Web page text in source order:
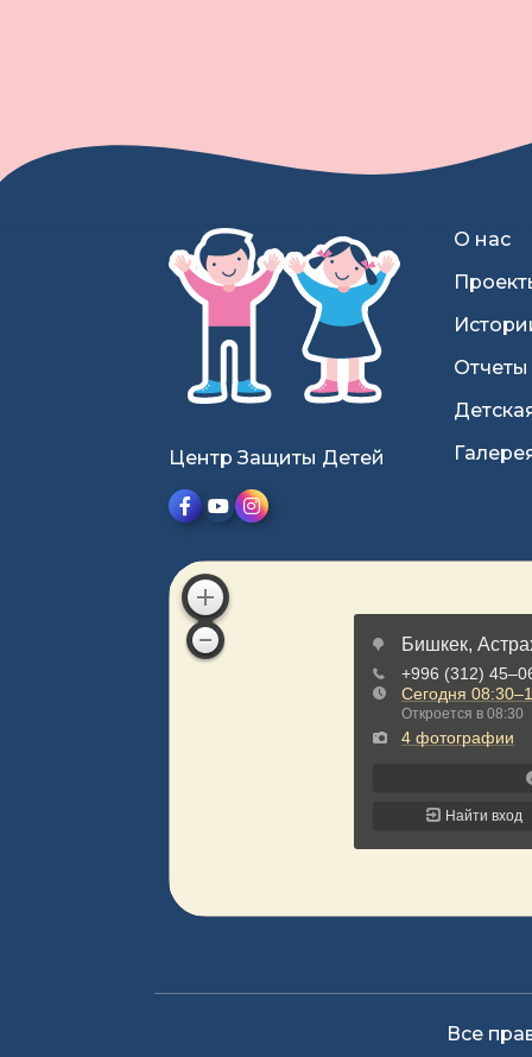
Центр Защиты Детей
О нас
Отчеты
Все